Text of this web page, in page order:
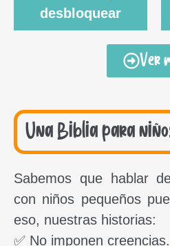
desbloquear
Ver
Una Biblia para
Sabemos que hablar
con niños pequeños
eso, nuestras historias:
✅ No imponen creencias.